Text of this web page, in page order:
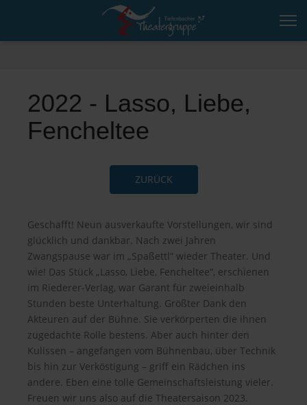
2022 - Lasso, Liebe,
Fencheltee
ZURÜCK
Geschafft! Neun ausverkaufte Vorstellungen, wir sind
glücklich und dankbar. Nach zwei Jahren
Zwangspause war im „Spaßettl“ wieder Theater. Und
wie! Das Stück „Lasso, Liebe, Fencheltee“, erschienen
im Riederer-Verlag, war Garant für zweieinhalb
Stunden beste Unterhaltung. Größter Dank den
Akteuren auf der Bühne. Sie verkörperten die ihnen
zugedachte Rolle bestens. Aber auch hinter den
Kulissen – angefangen vom Bühnenbau, über Technik
bis hin zur Verköstigung – griff ein Rädchen ins
andere. Eben eine tolle Gemeinschaftsleistung vieler.
Freuen wir uns also auf die Theatersaison 2023.